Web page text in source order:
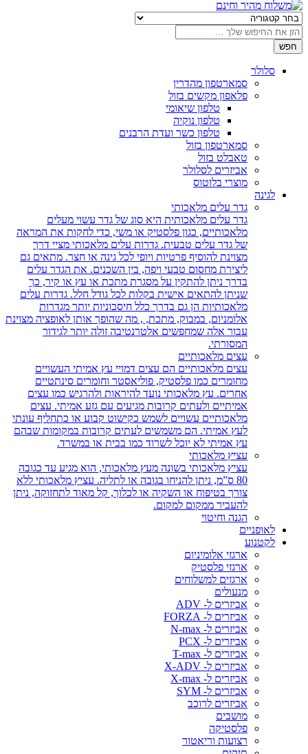
חפש
סלולר
סמארטפון מהדרין
פלאפון מקשים בזול
טלפון שיאומי
טלפון נוקיה
טלפון כשר ועדת הרבנים
סמארטפון בזול
טאבלט בזול
אביזרים לסלולר
מוצרי בלוטוס
לגינה
גדר עלים מלאכותי
גדר עלים מלאכותית היא סוג של גדר עשוי מעלים
מלאכותיים, כגון פלסטיק או משי, כדי לחקות את המראה
של גדר עלים טבעית. גדרות עלים מלאכותי מציי דרך
מצוינת להוסיף פרטיות ויופי לכל גינה או חצר. מתאים גם
ליצירת מחסום טבעי ויפה, בין השכנים. את הגדר עלים
בדרך ניתן להתקין על מסגרת מתכת או עץ או קיר, כך
שניתן להתאים אישית בקלות לכל גודל חלל. גדרות עלים
מלאכותיות הן גם בדרך כלל חיסכוניות יותר מגדרות
אלומניום, במבוק, מתכת, , מה שהופך אותן לאופציה מצוינת
עבור אלה שמחפשים אלטרנטיבה זולה יותר לגידור
המסורתי.
עצים מלאכותיים
עצים מלאכותיים הם עצים דמויי עץ אמיתי העשויים
מחומרים כמו פלסטיק, פוליאסטר וחומרים סינתטיים
אחרים. עץ מלאכותי נועד להיראות ולהרגיש כמו עצים
אמיתיים ולעתים קרובות מגיעים עם גזע אמיתי. עצים
מלאכותיים עשויים לשמש כקישוט קבוע או כתחליף עונתי
לעץ אמיתי. הם משמשים לעתים קרובות במקומות שבהם
עץ אמיתי לא יוכל לשרוד כמו בבית או במשרד.
עציץ מלאכותי
עציץ מלאכותי בשונה מעץ מלאכותי, הוא מגיע עד כגובה
80 ס”מ, ניתן להניחו בגובה או לתליה. עציץ מלאכותי ללא
צורך בטיפוח או השקיה או לכלוך, קל מאוד לתחזוקה, ניתן
להעביר ממקום למקום.
הגנה וחיטוי
לאופניים
לקטנוע
ארגזי אלומיניום
ארגזי פלסטיק
ארגזים למשלוחים
מנעולים
אביזרים ל- ADV
אביזרים ל- FORZA
אביזרים ל- N-max
אביזרים ל- PCX
אביזרים ל- T-max
אביזרים ל- X-ADV
אביזרים ל- X-max
אביזרים ל- SYM
אביזרים לרוכב
מושבים
פלסטיקה
רצועות וריאטור